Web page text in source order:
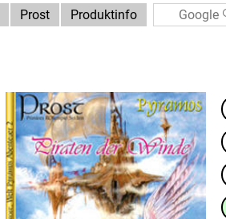
Prost Produktinfo